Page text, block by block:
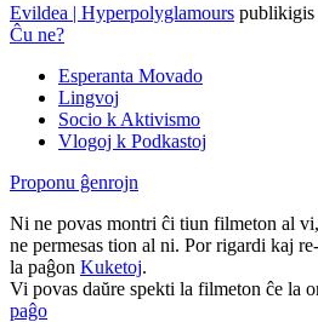
Evildea | Hyperpolyglamours publikigis
Ĉu ne?
Esperanta Movado
Lingvoj
Socio k Aktivismo
Vlogoj k Podkastoj
Proponu ĝenrojn
Ni ne povas montri ĉi tiun filmeton al
ne permesas tion al ni. Por rigardi kaj
la paĝon Kuketoj.
Vi povas daŭre spekti la filmeton ĉe la
paĝo